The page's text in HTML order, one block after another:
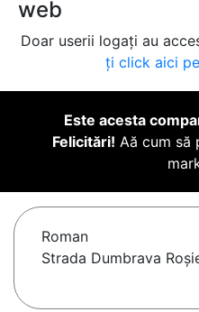
web
Doar userii logați au
ți click aici
Este acesta
Felicitări! Aă cum să
Roman
Strada Dumbrava